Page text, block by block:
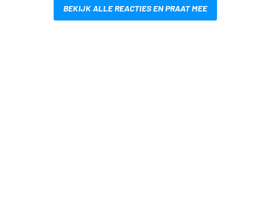
BEKIJK ALLE REACTIES EN PRAAT MEE